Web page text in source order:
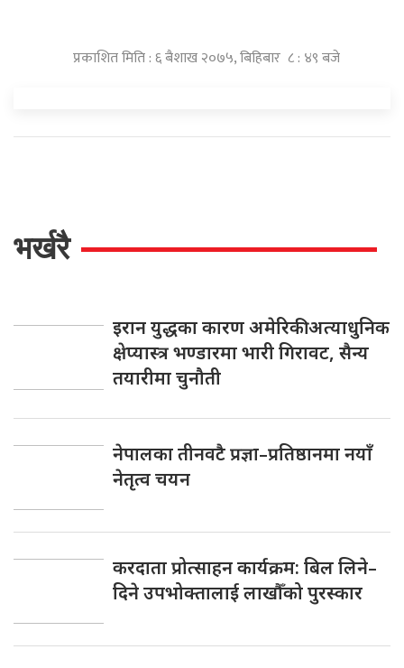
प्रकाशित मिति : ६ बैशाख २०७५, बिहिबार ८ : ४९ बजे
भर्खरै
इरान युद्धका कारण अमेरिकी अत्याधुनिक
क्षेप्यास्त्र भण्डारमा भारी गिरावट, सैन्य
तयारीमा चुनौती
नेपालका तीनवटै प्रज्ञा–प्रतिष्ठानमा नयाँ
नेतृत्व चयन
करदाता प्रोत्साहन कार्यक्रम: बिल लिने–
दिने उपभोक्तालाई लाखौँको पुरस्कार